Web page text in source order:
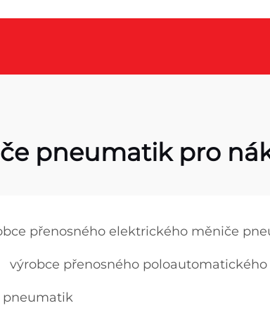
pneumatik pro
přenosného elektrického měniče
výrobce přenosného
pneumatik